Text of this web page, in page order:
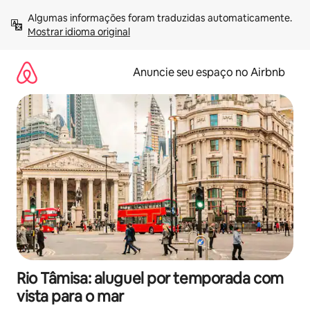
para
Mostrar idioma original
Anuncie seu espaço no Airbnb
Rio Tâmisa: aluguel por temporada com
vista para o mar